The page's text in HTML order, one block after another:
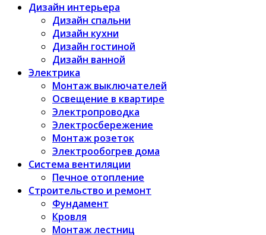
Дизайн интерьера
Дизайн спальни
Дизайн кухни
Дизайн гостиной
Дизайн ванной
Электрика
Монтаж выключателей
Освещение в квартире
Электропроводка
Электросбережение
Монтаж розеток
Электрообогрев дома
Система вентиляции
Печное отопление
Строительство и ремонт
Фундамент
Кровля
Монтаж лестниц